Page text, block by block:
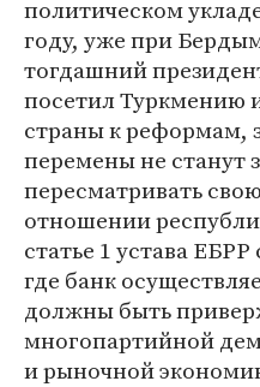
политическом
году, уже при
тогдашний
посетил Туркмению
страны к реформам,
перемены не станут
пересматривать
отношении
статье 1 устава
где банк
должны быть
многопартийной
и рыночной